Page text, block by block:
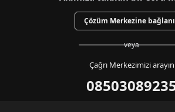
Çözüm Merkezine
veya
Çağrı Merkezimizi arayın